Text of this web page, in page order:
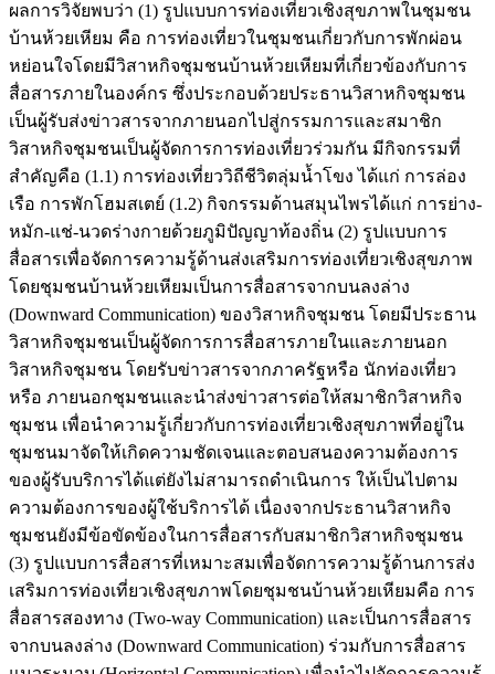
ผลการวิจัยพบว่า (1) รูปแบบการท่องเที่ยวเชิงสุขภาพในชุมชน
บ้านห้วยเหียม คือ การท่องเที่ยวในชุมชนเกี่ยวกับการพักผ่อน
หย่อนใจโดยมีวิสาหกิจชุมชนบ้านห้วยเหียมที่เกี่ยวข้องกับการ
สื่อสารภายในองค์กร ซึ่งประกอบด้วยประธานวิสาหกิจชุมชน
เป็นผู้รับส่งข่าวสารจากภายนอกไปสู่กรรมการและสมาชิก
วิสาหกิจชุมชนเป็นผู้จัดการการท่องเที่ยวร่วมกัน มีกิจกรรมที่
สำคัญคือ (1.1) การท่องเที่ยววิถีชีวิตลุ่มน้ำโขง ได้แก่ การล่อง
เรือ การพักโฮมสเตย์ (1.2) กิจกรรมด้านสมุนไพรได้แก่ การย่าง-
หมัก-แช่-นวดร่างกายด้วยภูมิปัญญาท้องถิ่น (2) รูปแบบการ
สื่อสารเพื่อจัดการความรู้ด้านส่งเสริมการท่องเที่ยวเชิงสุขภาพ
โดยชุมชนบ้านห้วยเหียมเป็นการสื่อสารจากบนลงล่าง
(Downward Communication) ของวิสาหกิจชุมชน โดยมีประธาน
วิสาหกิจชุมชนเป็นผู้จัดการการสื่อสารภายในและภายนอก
วิสาหกิจชุมชน โดยรับข่าวสารจากภาครัฐหรือ นักท่องเที่ยว
หรือ ภายนอกชุมชนและนำส่งข่าวสารต่อให้สมาชิกวิสาหกิจ
ชุมชน เพื่อนำความรู้เกี่ยวกับการท่องเที่ยวเชิงสุขภาพที่อยู่ใน
ชุมชนมาจัดให้เกิดความชัดเจนและตอบสนองความต้องการ
ของผู้รับบริการได้แต่ยังไม่สามารถดำเนินการ ให้เป็นไปตาม
ความต้องการของผู้ใช้บริการได้ เนื่องจากประธานวิสาหกิจ
ชุมชนยังมีข้อขัดข้องในการสื่อสารกับสมาชิกวิสาหกิจชุมชน
(3) รูปแบบการสื่อสารที่เหมาะสมเพื่อจัดการความรู้ด้านการส่ง
เสริมการท่องเที่ยวเชิงสุขภาพโดยชุมชนบ้านห้วยเหียมคือ การ
สื่อสารสองทาง (Two-way Communication) และเป็นการสื่อสาร
จากบนลงล่าง (Downward Communication) ร่วมกับการสื่อสาร